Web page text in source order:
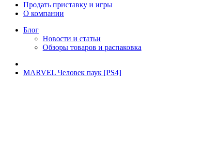
Продать приставку и игры
О компании
Блог
Новости и статьи
Обзоры товаров и распаковка
MARVEL Человек паук [PS4]